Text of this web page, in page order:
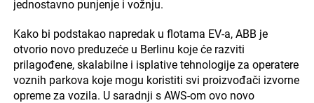
jednostavno punjenje i vožnju.
Kako bi podstakao napredak u flotama EV-a, ABB je
otvorio novo preduzeće u Berlinu koje će razviti
prilagođene, skalabilne i isplative tehnologije za operatere
voznih parkova koje mogu koristiti svi proizvođači izvorne
opreme za vozila. U saradnji s AWS-om ovo novo